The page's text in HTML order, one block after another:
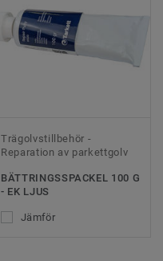
Trägolvstillbehör -
Reparation av parkettgolv
BÄTTRINGSSPACKEL 100 G
- EK LJUS
Jämför